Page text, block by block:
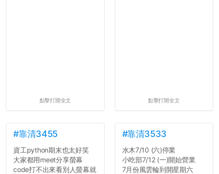
點擊打開全文 點擊打開全文
#靠清3455
資工python期末也太好笑
大家都用meet分享螢幕
code打不出來看別人螢幕就
#靠清3533
水木7/10 (六)停業
小吃部7/12 (一)開始營業
7月份風雲輪到開星期六